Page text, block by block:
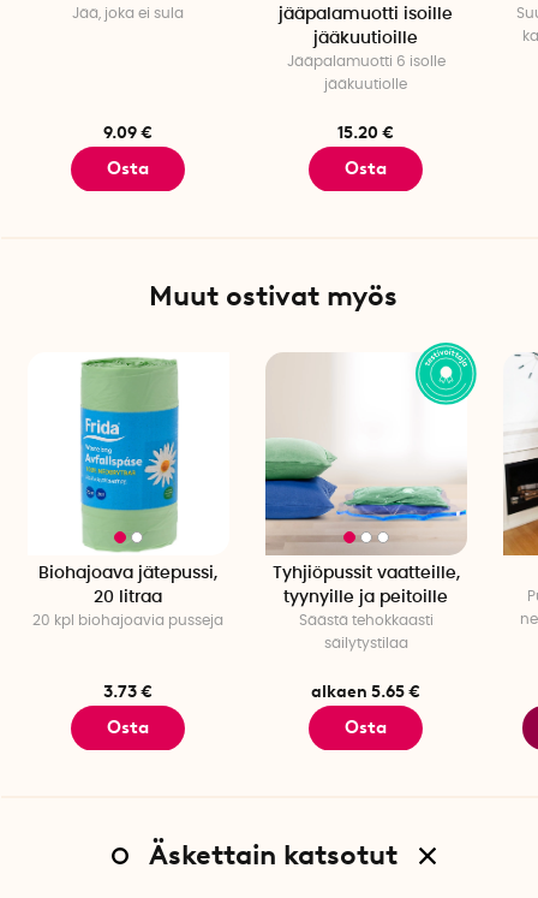
Jää, joka ei sula
9.09 €
Osta
jääpalamuotti isoille
jääkuutioille
Jääpalamuotti 6 isolle
jääkuutiolle
15.20 €
Osta
Muut ostivat myös
Biohajoava jätepussi,
20 litraa
20 kpl biohajoavia pusseja
3.73 €
Osta
Tyhjiöpussit vaatteille,
tyynyille ja peitoille
Säästä tehokkaasti
säilytystilaa
alkaen 5.65 €
Osta
Äskettain katsotut